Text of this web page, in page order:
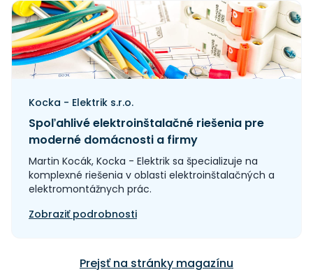
Kocka - Elektrik s.r.o.
Spoľahlivé elektroinštalačné riešenia pre
moderné domácnosti a firmy
Martin Kocák, Kocka - Elektrik sa špecializuje na
komplexné riešenia v oblasti elektroinštalačných a
elektromontážnych prác.
Zobraziť podrobnosti
Prejsť na stránky magazínu